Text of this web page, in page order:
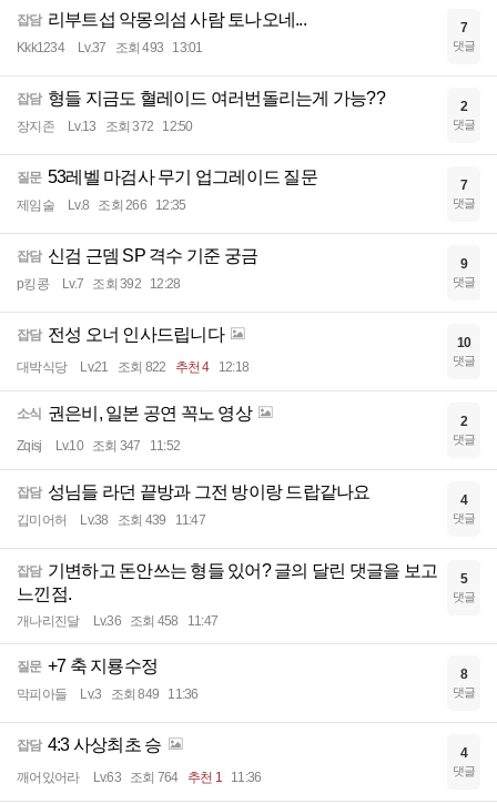
잡담 리부트섭 악몽의섬 사람 토나오네...
Kkk1234 Lv.37 조회 493 13:01
7
댓글
잡담 형들 지금도 혈레이드 여러번돌리는게 가능??
장지존 Lv.13 조회 372 12:50
2
댓글
질문 53레벨 마검사 무기 업그레이드 질문
제임술 Lv.8 조회 266 12:35
7
댓글
잡담 신검 근뎀 SP 격수 기준 궁금
p킹콩 Lv.7 조회 392 12:28
9
댓글
잡담 전성 오너 인사드립니다
대박식당 Lv.21 조회 822 추천 4 12:18
10
댓글
소식 권은비, 일본 공연 꼭노 영상
Zqisj Lv.10 조회 347 11:52
2
댓글
잡담 성님들 라던 끝방과 그전 방이랑 드랍같나요
깁미어허 Lv.38 조회 439 11:47
4
댓글
잡담 기변하고 돈안쓰는 형들 있어? 글의 달린 댓글을 보고
느낀점.
개나리진달 Lv.36 조회 458 11:47
5
댓글
질문 +7 축 지룡수정
막피아들 Lv.3 조회 849 11:36
8
댓글
잡담 4:3 사상최초 승
깨어있어라 Lv.63 조회 764 추천 1 11:36
4
댓글